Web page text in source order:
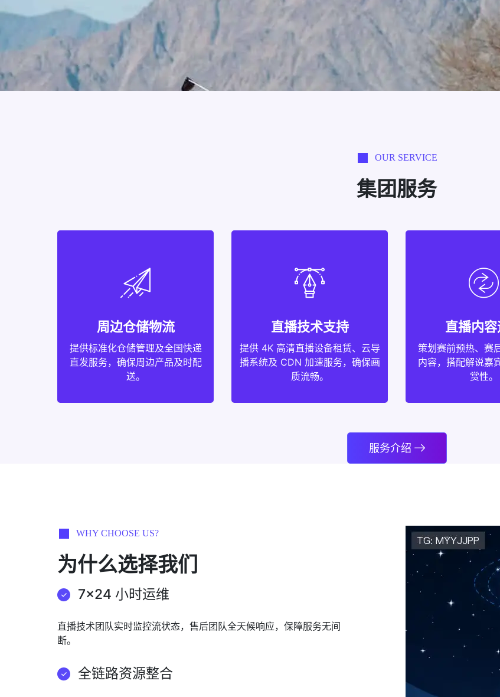
OUR SERVICE
集团服务
周边仓储物流
提供标准化仓储管理及全国快递
直发服务，确保周边产品及时配
送。
直播技术支持
提供 4K 高清直播设备租赁、云导
播系统及 CDN 加速服务，确保画
质流畅。
直播内
策划赛前预热、赛
内容，搭配解说嘉
赏性。
服务介绍
WHY CHOOSE US?
为什么选择我们
7×24 小时运维
直播技术团队实时监控流状态，售后团队全天候响应，保障服务无间
断。
全链路资源整合